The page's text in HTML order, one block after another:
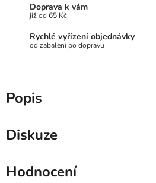
Doprava k vám
již od 65 Kč
Rychlé vyřízení objednávky
od zabalení po dopravu
Popis
Diskuze
Hodnocení